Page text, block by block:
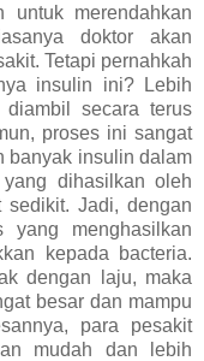
untuk merendahkan
doktor akan
Tetapi pernahkah
insulin ini? Lebih
secara terus
proses ini sangat
banyak insulin dalam
dihasilkan oleh
sedikit. Jadi, dengan
yang menghasilkan
kepada bacteria.
dengan laju, maka
besar dan mampu
para pesakit
mudah dan lebih